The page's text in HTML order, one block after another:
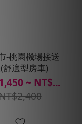
-桃園機場接送
舒適型房車)
~ NT$...